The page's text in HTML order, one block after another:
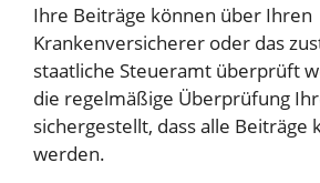
Ihre Beiträge können über Ihren
Krankenversicherer oder das
staatliche Steueramt überprüft
die regelmäßige Überprüfung
sichergestellt, dass alle Beiträge
werden.